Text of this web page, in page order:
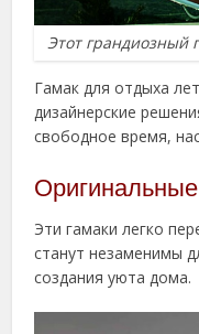
Этот грандиозный
Гамак для отдыха
дизайнерские
свободное время,
Эти гамаки легко
станут незаменимы
создания уюта дома.